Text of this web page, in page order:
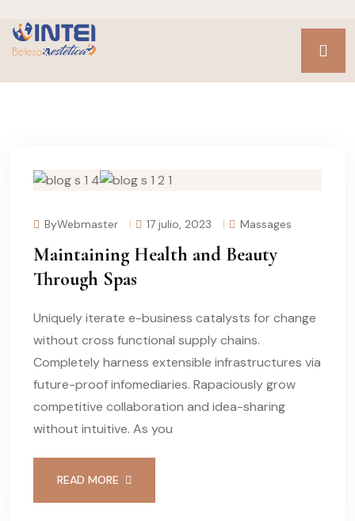
ByWebmaster 17 julio, 2023 Massages
Maintaining Health and Beauty
Through Spas
Uniquely iterate e-business catalysts for change
without cross functional supply chains.
Completely harness extensible infrastructures via
future-proof infomediaries. Rapaciously grow
competitive collaboration and idea-sharing
without intuitive. As you
READ MORE